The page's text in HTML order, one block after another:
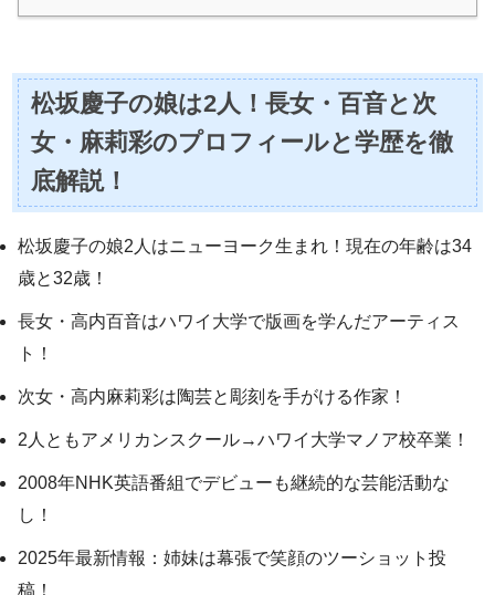
松坂慶子の娘は2人！長女・百音と次
女・麻莉彩のプロフィールと学歴を徹
底解説！
松坂慶子の娘2人はニューヨーク生まれ！現在の年齢は34
歳と32歳！
長女・高内百音はハワイ大学で版画を学んだアーティス
ト！
次女・高内麻莉彩は陶芸と彫刻を手がける作家！
2人ともアメリカンスクール→ハワイ大学マノア校卒業！
2008年NHK英語番組でデビューも継続的な芸能活動な
し！
2025年最新情報：姉妹は幕張で笑顔のツーショット投
稿！